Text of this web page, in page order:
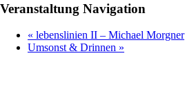
Veranstaltung Navigation
« lebenslinien II – Michael Morgner
Umsonst & Drinnen »